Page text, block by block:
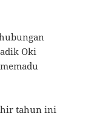
Oki
tahun ini